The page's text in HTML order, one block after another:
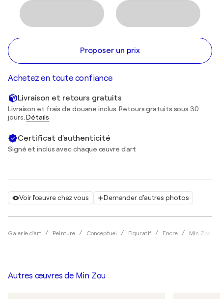
Voir l'œuvre chez vous Demander d'autres photos
Galerie d'art Peinture Conceptuel Figuratif Encre Min Zou
Proposer un prix
Achetez en toute confiance
Livraison et retours gratuits
Livraison et frais de douane inclus. Retours gratuits sous 30
jours.Détails
Certificat d'authenticité
Signé et inclus avec chaque œuvre d'art
Autres œuvres de Min Zou